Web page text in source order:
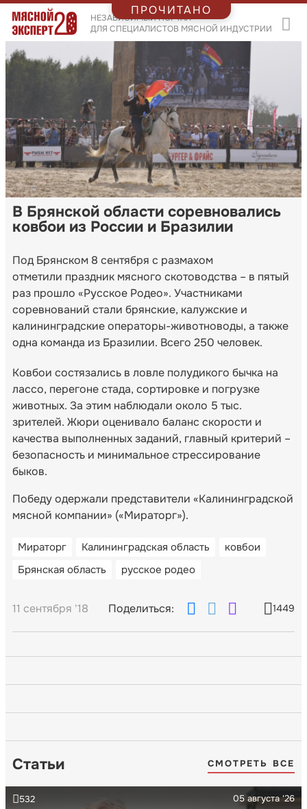
НЕЗАВИСИМЫЙ ПОРТАЛ
ДЛЯ СПЕЦИАЛИСТОВ МЯСНОЙ ИНДУСТРИИ
В Брянской области соревновались
ковбои из России и Бразилии
Под Брянском 8 сентября с размахом
отметили праздник мясного скотоводства – в пятый
раз прошло «Русское Родео». Участниками
соревнований стали брянские, калужские и
калининградские операторы-животноводы, а также
одна команда из Бразилии. Всего 250 человек.
Ковбои состязались в ловле полудикого бычка на
лассо, перегоне стада, сортировке и погрузке
животных. За этим наблюдали около 5 тыс.
зрителей. Жюри оценивало баланс скорости и
качества выполненных заданий, главный критерий –
безопасность и минимальное стрессирование
быков.
Победу одержали представители «Калининградской
мясной компании» («Мираторг»).
Мираторг Калининградская область
ковбои
Брянская область
русское родео
11 сентября '18 Поделиться: 1449
Статьи СМОТРЕТЬ ВСЕ
05 августа '26
532
ПРОЧИТАНО